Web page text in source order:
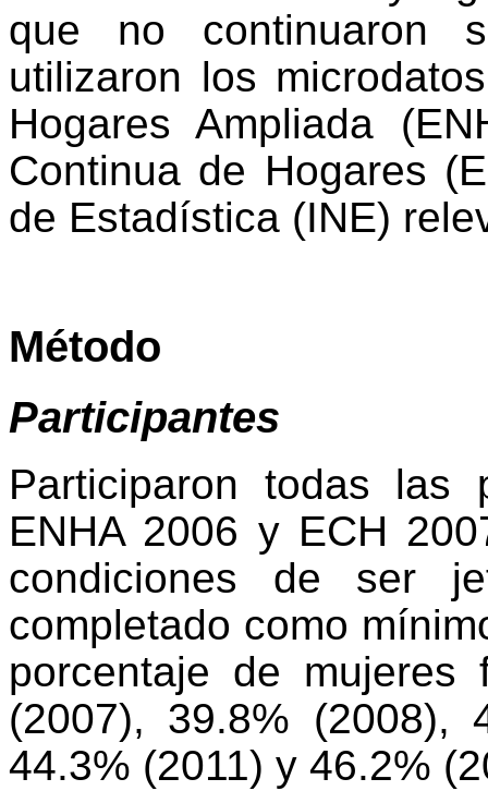
que no continuaron
utilizaron los
Hogares Ampliada (
Continua de Hogares (
de Estadística (INE)
Método
Participantes
Participaron todas las
ENHA2006 y ECH
condiciones de ser
completado como
porcentaje de
(2007), 39.8% (2008),
44.3% (2011) y 46.2%